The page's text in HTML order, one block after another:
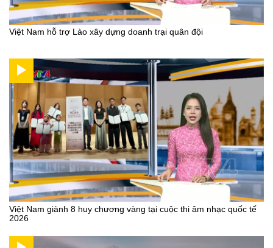
Việt Nam hỗ trợ Lào xây dựng doanh trại quân đội
Việt Nam giành 8 huy chương vàng tại cuộc thi âm nhạc quốc tế
2026